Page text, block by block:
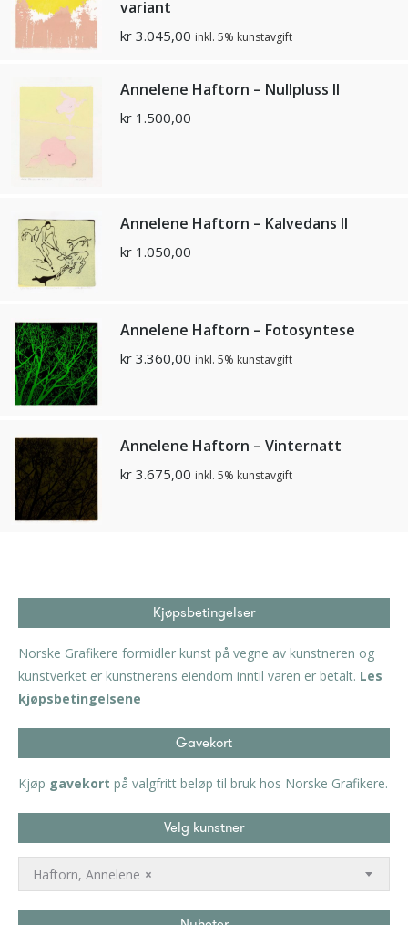
variant
kr 3.045,00 inkl. 5% kunstavgift
Annelene Haftorn – Nullpluss II
kr 1.500,00
Annelene Haftorn – Kalvedans II
kr 1.050,00
Annelene Haftorn – Fotosyntese
kr 3.360,00 inkl. 5% kunstavgift
Annelene Haftorn – Vinternatt
kr 3.675,00 inkl. 5% kunstavgift
Kjøpsbetingelser
Norske Grafikere formidler kunst på vegne av kunstneren og
kunstverket er kunstnerens eiendom inntil varen er betalt. Les
kjøpsbetingelsene
Gavekort
Kjøp gavekort på valgfritt beløp til bruk hos Norske Grafikere.
Velg kunstner
×
Haftorn, Annelene